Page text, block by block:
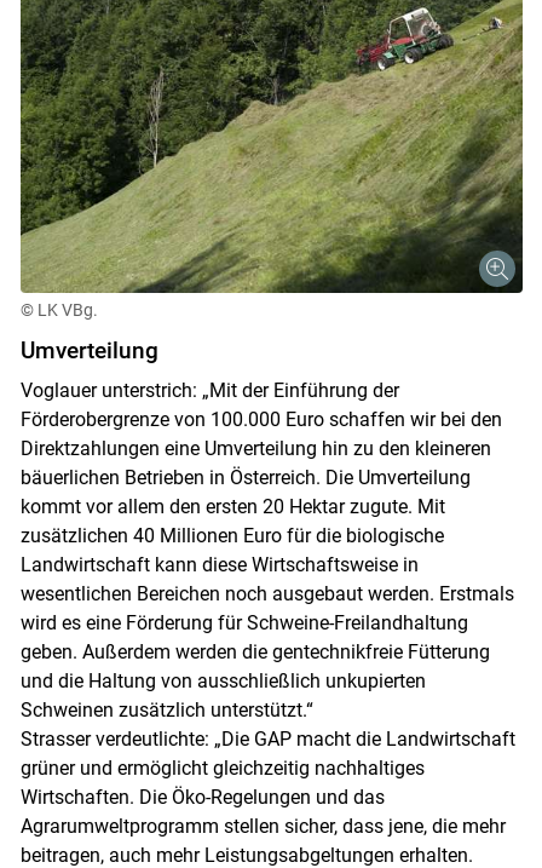
Skip to main content
© LK VBg.
Umverteilung
Voglauer unterstrich: „Mit der Einführung der
Förderobergrenze von 100.000 Euro schaffen wir bei den
Direktzahlungen eine Umverteilung hin zu den kleineren
bäuerlichen Betrieben in Österreich. Die Umverteilung
kommt vor allem den ersten 20 Hektar zugute. Mit
zusätzlichen 40 Millionen Euro für die biologische
Landwirtschaft kann diese Wirtschaftsweise in
wesentlichen Bereichen noch ausgebaut werden. Erstmals
wird es eine Förderung für Schweine-Freilandhaltung
geben. Außerdem werden die gentechnikfreie Fütterung
und die Haltung von ausschließlich unkupierten
Schweinen zusätzlich unterstützt.“
Strasser verdeutlichte: „Die GAP macht die Landwirtschaft
grüner und ermöglicht gleichzeitig nachhaltiges
Wirtschaften. Die Öko-Regelungen und das
Agrarumweltprogramm stellen sicher, dass jene, die mehr
beitragen, auch mehr Leistungsabgeltungen erhalten.